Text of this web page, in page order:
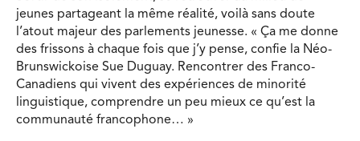
jeunes partageant la même réalité, voilà sans doute
l’atout majeur des parlements jeunesse. « Ça me donne
des frissons à chaque fois que j’y pense, confie la Néo-
Brunswickoise Sue Duguay. Rencontrer des Franco-
Canadiens qui vivent des expériences de minorité
linguistique, comprendre un peu mieux ce qu’est la
communauté francophone… »